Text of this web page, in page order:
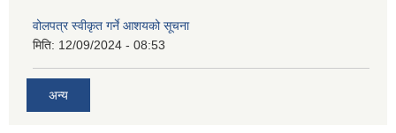
वोलपत्र स्वीकृत गर्ने आशयको सूचना
मिति: 12/09/2024 - 08:53
अन्य